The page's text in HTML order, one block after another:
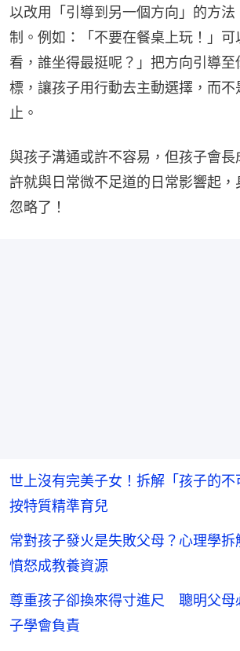
以改用「引導到另一個方向」的方法
制。例如：「不要在餐桌上玩！」可
看，誰坐得最挺呢？」把方向引導至
標，讓孩子用行動去主動選擇，而不
止。
與孩子溝通或許不容易，但孩子會
許就與日常微不足道的日常影響起，
忽略了！
世上沒有完美子女！拆解「孩子的
按特質精準育兒
常對孩子發火是失敗父母？心理學
憤怒成教養資源
尊重孩子卻換來得寸進尺 聰明父
子學會負責